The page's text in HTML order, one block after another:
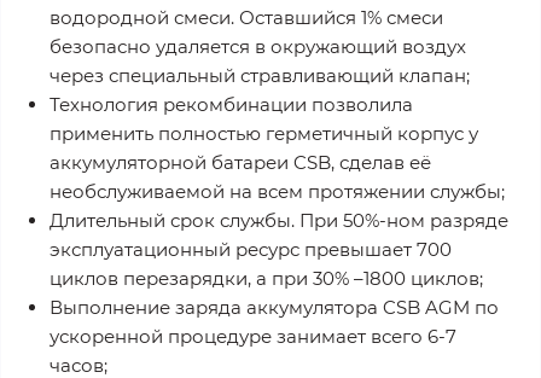
водородной смеси. Оставшийся 1% смеси
безопасно удаляется в окружающий воздух
через специальный стравливающий клапан;
Технология рекомбинации позволила
применить полностью герметичный корпус у
аккумуляторной батареи CSB, сделав её
необслуживаемой на всем протяжении службы;
Длительный срок службы. При 50%-ном разряде
эксплуатационный ресурс превышает 700
циклов перезарядки, а при 30% –1800 циклов;
Выполнение заряда аккумулятора CSB AGM по
ускоренной процедуре занимает всего 6-7
часов;